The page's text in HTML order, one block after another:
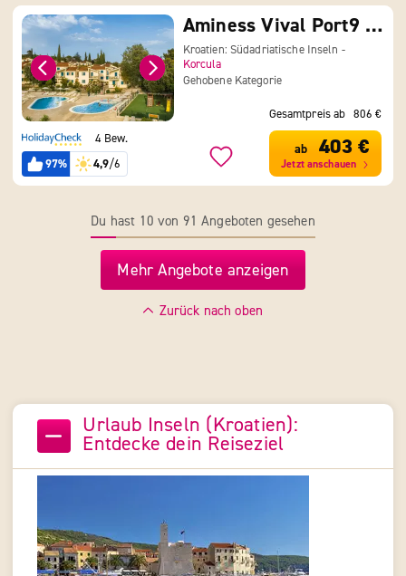
Aminess Vival Port9 Residence
Kroatien: Südadriatische Inseln -
Korcula
Gehobene Kategorie
4 Bew.
97%
4,9/6
Gesamtpreis ab 806 €
ab 403 €
Jetzt anschauen
Du hast 10 von 91 Angeboten gesehen
Mehr Angebote anzeigen
Zurück nach oben
Urlaub Inseln (Kroatien):
Entdecke dein Reiseziel